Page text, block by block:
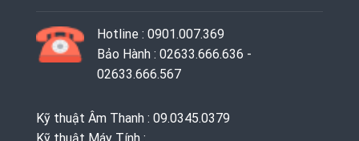
Hotline : 0901.007.369
Bảo Hành : 02633.666.636 -
02633.666.567
Kỹ thuật Âm Thanh : 09.0345.0379